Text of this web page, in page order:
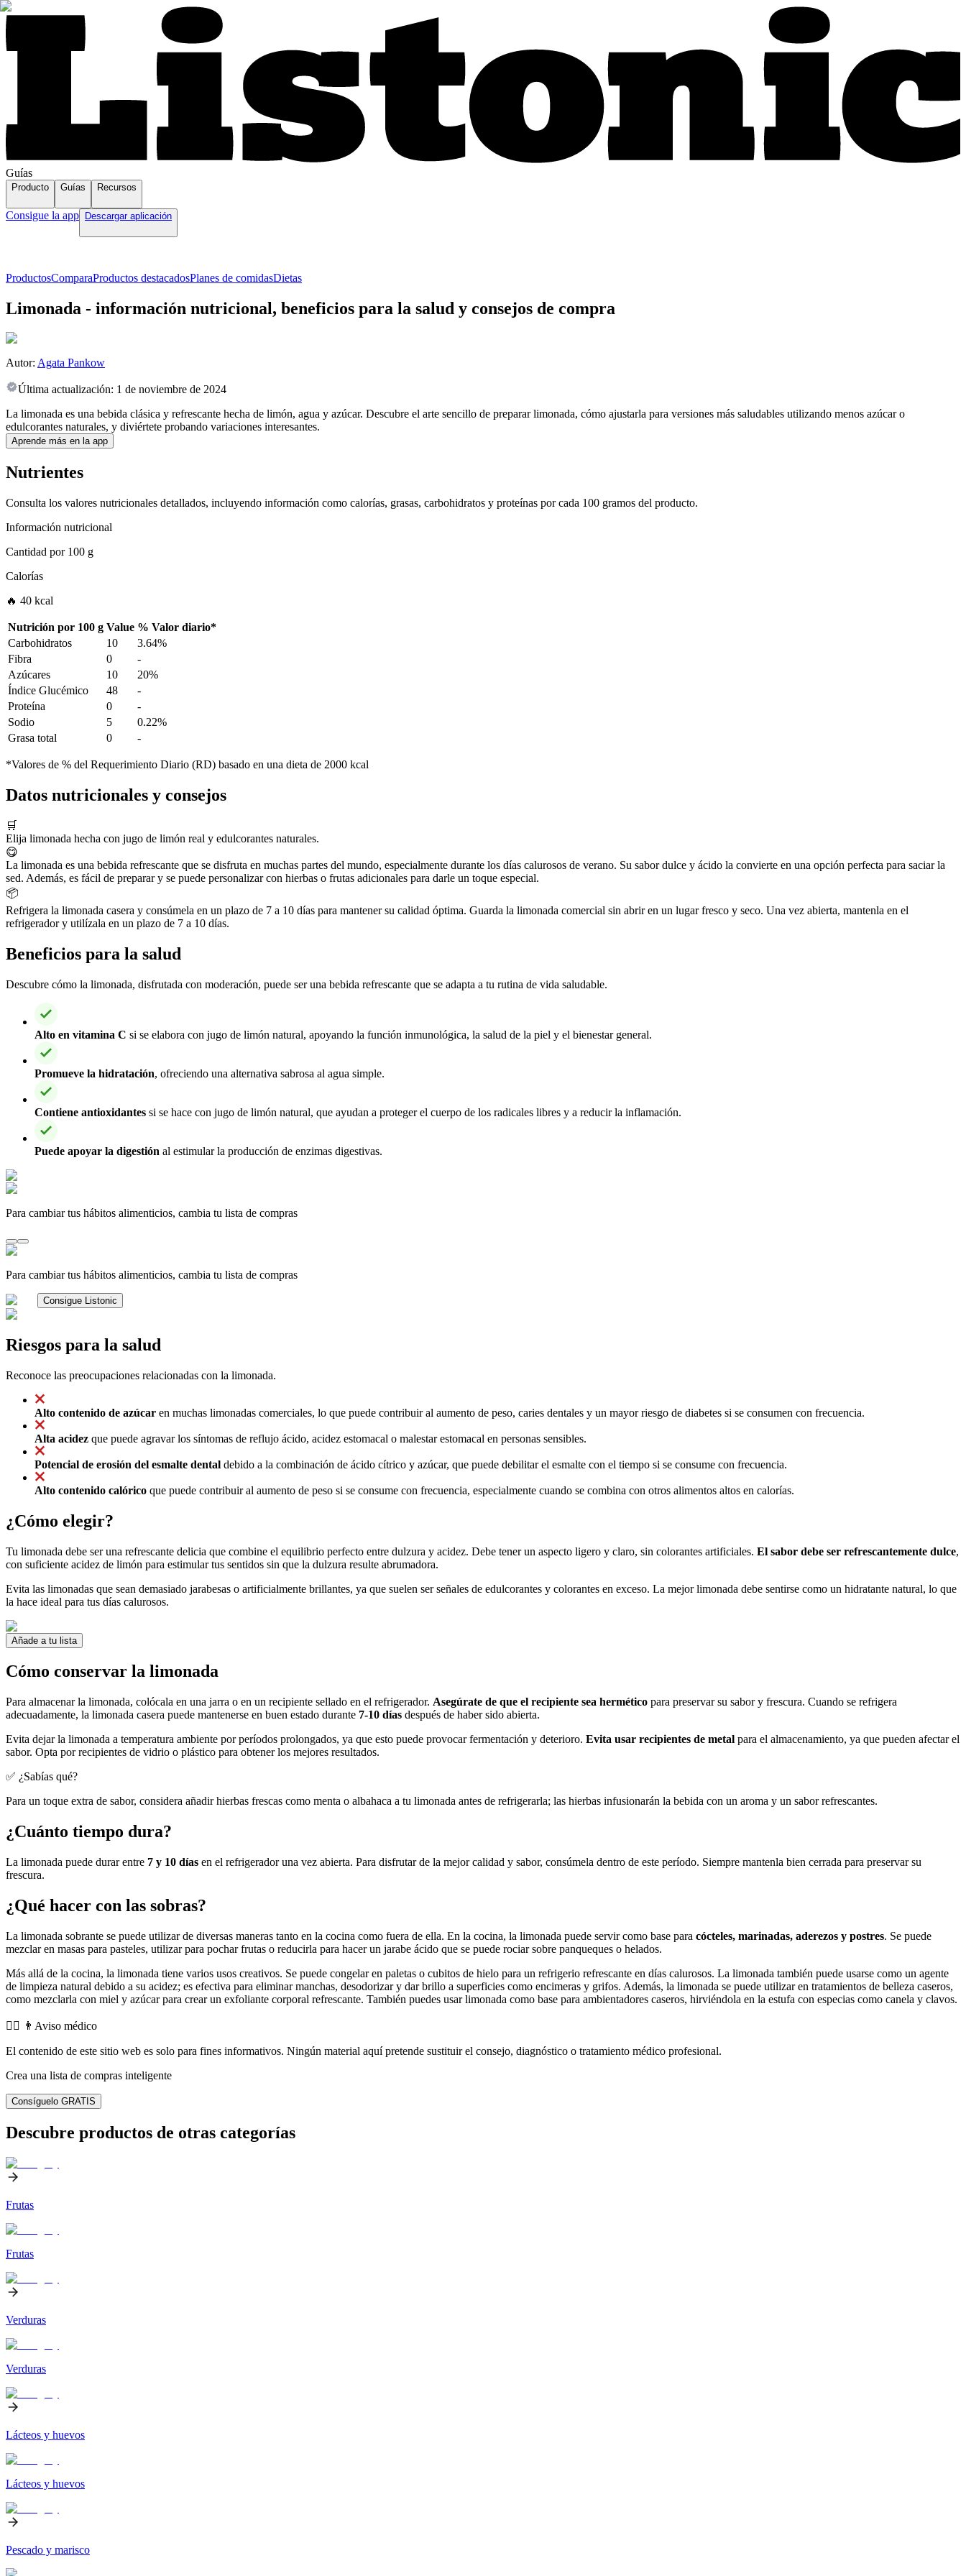
Guías
Producto Guías Recursos
Consigue la app Descargar aplicación
ProductosComparaProductos destacadosPlanes de comidasDietas
Limonada - información nutricional, beneficios para la salud y consejos de compra
Autor: Agata Pankow
Última actualización: 1 de noviembre de 2024
La limonada es una bebida clásica y refrescante hecha de limón, agua y azúcar. Descubre el arte sencillo de preparar limonada, cómo ajustarla para versiones más saludables utilizando menos azúcar o
edulcorantes naturales, y diviértete probando variaciones interesantes.
Aprende más en la app
Nutrientes
Consulta los valores nutricionales detallados, incluyendo información como calorías, grasas, carbohidratos y proteínas por cada 100 gramos del producto.
Información nutricional
Cantidad por100 g
Calorías
🔥 40 kcal
Nutrición por 100 g Value % Valor diario*
Carbohidratos
10
3.64%
Fibra
0
-
Azúcares
10
20%
Índice Glucémico
48
-
Proteína
0
-
Sodio
5
0.22%
Grasa total
0 -
*Valores de % del Requerimiento Diario (RD) basado en una dieta de 2000 kcal
Datos nutricionales y consejos
🛒
Elija limonada hecha con jugo de limón real y edulcorantes naturales.
😋
La limonada es una bebida refrescante que se disfruta en muchas partes del mundo, especialmente durante los días calurosos de verano. Su sabor dulce y ácido la convierte en una opción perfecta para saciar la
sed. Además, es fácil de preparar y se puede personalizar con hierbas o frutas adicionales para darle un toque especial.
📦
Refrigera la limonada casera y consúmela en un plazo de 7 a 10 días para mantener su calidad óptima. Guarda la limonada comercial sin abrir en un lugar fresco y seco. Una vez abierta, mantenla en el
refrigerador y utilízala en un plazo de 7 a 10 días.
Beneficios para la salud
Descubre cómo la limonada, disfrutada con moderación, puede ser una bebida refrescante que se adapta a tu rutina de vida saludable.
Alto en vitamina C si se elabora con jugo de limón natural, apoyando la función inmunológica, la salud de la piel y el bienestar general.
Promueve la hidratación, ofreciendo una alternativa sabrosa al agua simple.
Contiene antioxidantes si se hace con jugo de limón natural, que ayudan a proteger el cuerpo de los radicales libres y a reducir la inflamación.
Puede apoyar la digestión al estimular la producción de enzimas digestivas.
Para cambiar tus hábitos alimenticios, cambia tu lista de compras
Para cambiar tus hábitos alimenticios, cambia tu lista de compras
Consigue Listonic
Riesgos para la salud
Reconoce las preocupaciones relacionadas con la limonada.
Alto contenido de azúcar en muchas limonadas comerciales, lo que puede contribuir al aumento de peso, caries dentales y un mayor riesgo de diabetes si se consumen con frecuencia.
Alta acidez que puede agravar los síntomas de reflujo ácido, acidez estomacal o malestar estomacal en personas sensibles.
Potencial de erosión del esmalte dental debido a la combinación de ácido cítrico y azúcar, que puede debilitar el esmalte con el tiempo si se consume con frecuencia.
Alto contenido calórico que puede contribuir al aumento de peso si se consume con frecuencia, especialmente cuando se combina con otros alimentos altos en calorías.
¿Cómo elegir?
Tu limonada debe ser una refrescante delicia que combine el equilibrio perfecto entre dulzura y acidez. Debe tener un aspecto ligero y claro, sin colorantes artificiales. El sabor debe ser refrescantemente dulce,
con suficiente acidez de limón para estimular tus sentidos sin que la dulzura resulte abrumadora.
Evita las limonadas que sean demasiado jarabesas o artificialmente brillantes, ya que suelen ser señales de edulcorantes y colorantes en exceso. La mejor limonada debe sentirse como un hidratante natural, lo que
la hace ideal para tus días calurosos.
Añade a tu lista
Cómo conservar la limonada
Para almacenar la limonada, colócala en una jarra o en un recipiente sellado en el refrigerador. Asegúrate de que el recipiente sea hermético para preservar su sabor y frescura. Cuando se refrigera
adecuadamente, la limonada casera puede mantenerse en buen estado durante 7-10 días después de haber sido abierta.
Evita dejar la limonada a temperatura ambiente por períodos prolongados, ya que esto puede provocar fermentación y deterioro. Evita usar recipientes de metal para el almacenamiento, ya que pueden afectar el
sabor. Opta por recipientes de vidrio o plástico para obtener los mejores resultados.
✅ ¿Sabías qué?
Para un toque extra de sabor, considera añadir hierbas frescas como menta o albahaca a tu limonada antes de refrigerarla; las hierbas infusionarán la bebida con un aroma y un sabor refrescantes.
¿Cuánto tiempo dura?
La limonada puede durar entre 7 y 10 días en el refrigerador una vez abierta. Para disfrutar de la mejor calidad y sabor, consúmela dentro de este período. Siempre mantenla bien cerrada para preservar su
frescura.
¿Qué hacer con las sobras?
La limonada sobrante se puede utilizar de diversas maneras tanto en la cocina como fuera de ella. En la cocina, la limonada puede servir como base para cócteles, marinadas, aderezos y postres. Se puede
mezclar en masas para pasteles, utilizar para pochar frutas o reducirla para hacer un jarabe ácido que se puede rociar sobre panqueques o helados.
Más allá de la cocina, la limonada tiene varios usos creativos. Se puede congelar en paletas o cubitos de hielo para un refrigerio refrescante en días calurosos. La limonada también puede usarse como un agente
de limpieza natural debido a su acidez; es efectiva para eliminar manchas, desodorizar y dar brillo a superficies como encimeras y grifos. Además, la limonada se puede utilizar en tratamientos de belleza caseros,
como mezclarla con miel y azúcar para crear un exfoliante corporal refrescante. También puedes usar limonada como base para ambientadores caseros, hirviéndola en la estufa con especias como canela y clavos.
👨‍⚕️️ 👨Aviso médico
El contenido de este sitio web es solo para fines informativos. Ningún material aquí pretende sustituir el consejo, diagnóstico o tratamiento médico profesional.
Crea una lista de compras inteligente
Consíguelo GRATIS
Descubre productos de otras categorías
Frutas
Frutas
Verduras
Verduras
Lácteos y huevos
Lácteos y huevos
Pescado y marisco